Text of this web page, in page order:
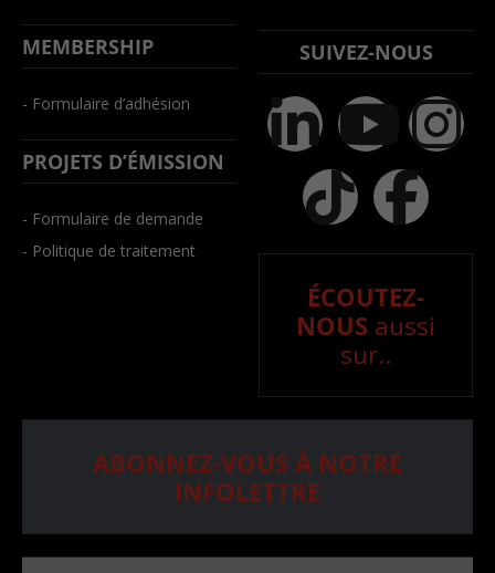
MEMBERSHIP
- Formulaire d’adhésion
PROJETS D’ÉMISSION
- Formulaire de demande
- Politique de traitement
SUIVEZ-NOUS
ÉCOUTEZ-
NOUS aussi
sur..
ABONNEZ-VOUS À NOTRE
INFOLETTRE